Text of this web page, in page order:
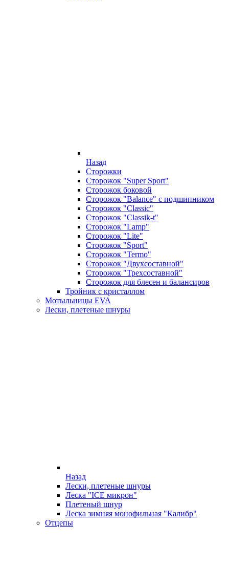
Назад
Сторожки
Сторожок "Super Sport"
Сторожок боковой
Сторожок "Balance" с подшипником
Сторожок "Classic"
Сторожок "Classik-t"
Сторожок "Lamp"
Сторожок "Lite"
Сторожок "Sport"
Сторожок "Termo"
Сторожок "Двухсоставной"
Сторожок "Трехсоставной"
Сторожок для блесен и балансиров
Тройник с кристаллом
Мотыльницы EVA
Лески, плетеные шнуры
Назад
Лески, плетеные шнуры
Леска "ICE микрон"
Плетеный шнур
Леска зимняя монофильная "Калибр"
Отцепы